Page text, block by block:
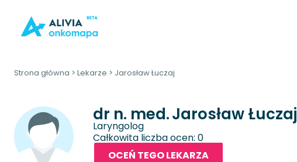
Strona główna > Lekarze > Jarosław Łuczaj
dr n. med.Jarosław Łuczaj
Laryngolog
Całkowita liczba ocen: 0
OCEŃ TEGO LEKARZA